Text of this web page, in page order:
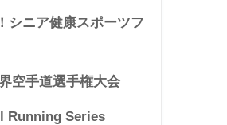
シニア健康スポーツフ
空手道選手権大会
Running Series